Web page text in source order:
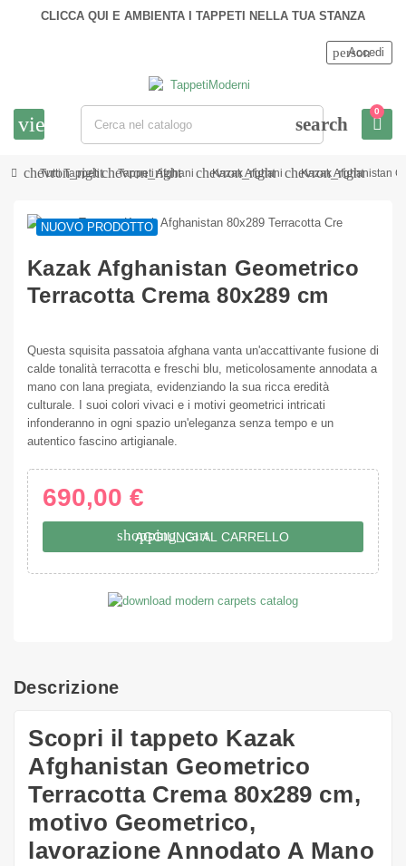
CLICCA QUI E AMBIENTA I TAPPETI NELLA TUA STANZA
view_headline search
person
Accedi
0
chevron_right
Tutti Tappeti chevron_right
Tappeti Afghani chevron_right
Kazak Afghani chevron_right
Kazak Afghanistan
NUOVO PRODOTTO
Kazak Afghanistan Geometrico
Terracotta Crema 80x289 cm
Questa squisita passatoia afghana vanta un'accattivante fusione di
calde tonalità terracotta e freschi blu, meticolosamente annodata a
mano con lana pregiata, evidenziando la sua ricca eredità
culturale. I suoi colori vivaci e i motivi geometrici intricati
infonderanno in ogni spazio un'eleganza senza tempo e un
autentico fascino artigianale.
690,00 €
shopping_cart
AGGIUNGI AL CARRELLO
Descrizione
Scopri il tappeto Kazak
Afghanistan Geometrico
Terracotta Crema 80x289 cm,
motivo Geometrico,
lavorazione Annodato A Mano